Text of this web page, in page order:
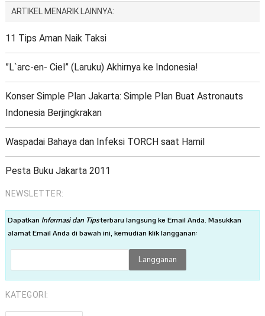
ARTIKEL MENARIK LAINNYA:
11 Tips Aman Naik Taksi
”L`arc-en- Ciel” (Laruku) Akhirnya ke Indonesia!
Konser Simple Plan Jakarta: Simple Plan Buat Astronauts
Indonesia Berjingkrakan
Waspadai Bahaya dan Infeksi TORCH saat Hamil
Pesta Buku Jakarta 2011
NEWSLETTER:
DapatkanInformasi dan Tipsterbaru langsung ke Email Anda. Masukkan
alamat Email Anda di bawah ini, kemudian klik langganan:
KATEGORI: